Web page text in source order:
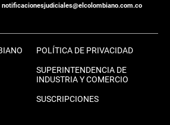
notificacionesjudiciales@elcolombiano.com.co
POLÍTICA DE PRIVACIDAD
SUPERINTENDENCIA DE
INDUSTRIA Y COMERCIO
SUSCRIPCIONES